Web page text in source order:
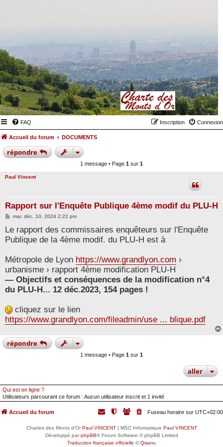
FAQ Connexion
Inscription
Accueil du forum DOCUMENTS
répondre
1 message • Page 1 sur 1
Paul Vincent
Rapport sur l'Enquête Publique 4ème modif du PLU-H
M
s
s
a
mar. déc. 10, 2024 2:22 pm
Le rapport des commissaires enquêteurs sur l'Enquête
Publique de la 4ème modif. du PLU-H est à
Métropole de Lyon https://www.grandlyon.com ›
urbanisme › rapport 4ème modification PLU-H
— Objectifs et conséquences de la modification n°4
du PLU-H... 12 déc.2023, 154 pages !
cliquez sur le lien
https://www.grandlyon.com/fileadmin/use ... blique.pdf
répondre
1 message • Page 1 sur 1
aller
Qui est en ligne ?
Utilisateurs parcourant ce forum : Aucun utilisateur inscrit et 1 invité
Accueil du forum Fuseau horaire sur UTC+02:00
Chartes des Monts d'OrPaul VINCENT| MSC Informatique Paul VINCENT
Développé parphpBB® Forum Software © phpBB Limited
Traduction française officielle ©Qiaeru